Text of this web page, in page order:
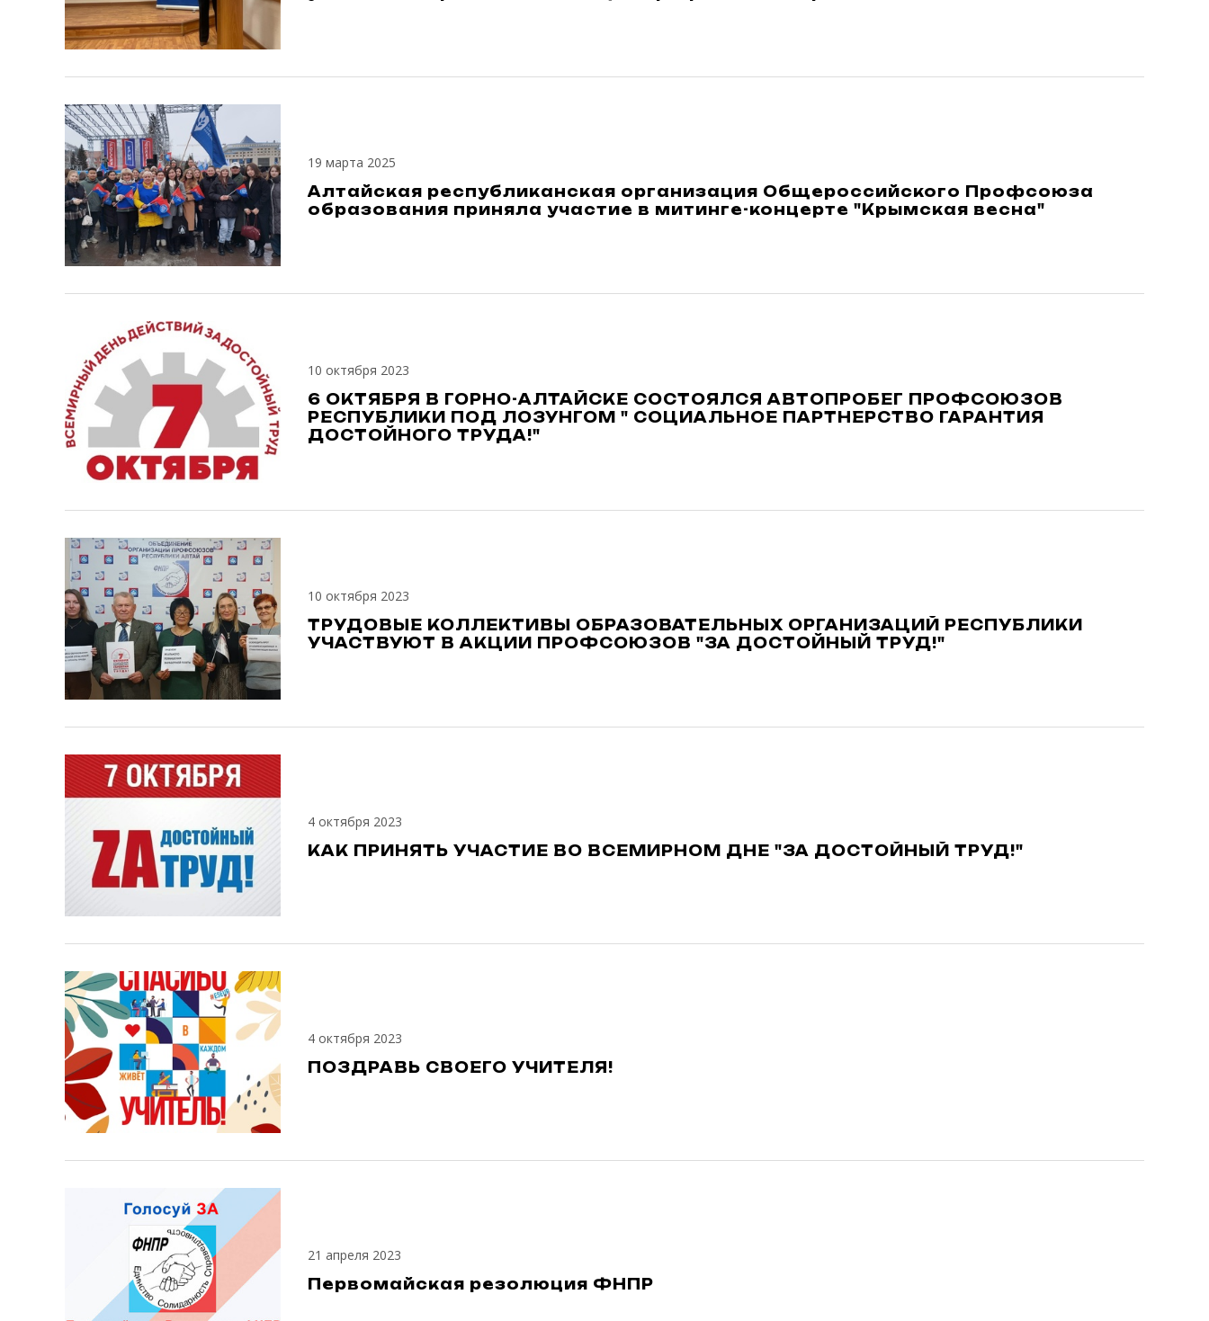
19 марта 2025
Алтайская республиканская организация Общероссийского Профсоюза
образования приняла участие в митинге-концерте "Крымская весна"
10 октября 2023
6 ОКТЯБРЯ В ГОРНО-АЛТАЙСКЕ СОСТОЯЛСЯ АВТОПРОБЕГ ПРОФСОЮЗОВ
РЕСПУБЛИКИ ПОД ЛОЗУНГОМ " СОЦИАЛЬНОЕ ПАРТНЕРСТВО ГАРАНТИЯ
ДОСТОЙНОГО ТРУДА!"
10 октября 2023
ТРУДОВЫЕ КОЛЛЕКТИВЫ ОБРАЗОВАТЕЛЬНЫХ ОРГАНИЗАЦИЙ РЕСПУБЛИКИ
УЧАСТВУЮТ В АКЦИИ ПРОФСОЮЗОВ "ЗА ДОСТОЙНЫЙ ТРУД!"
4 октября 2023
КАК ПРИНЯТЬ УЧАСТИЕ ВО ВСЕМИРНОМ ДНЕ "ЗА ДОСТОЙНЫЙ ТРУД!"
4 октября 2023
ПОЗДРАВЬ СВОЕГО УЧИТЕЛЯ!
21 апреля 2023
Первомайская резолюция ФНПР